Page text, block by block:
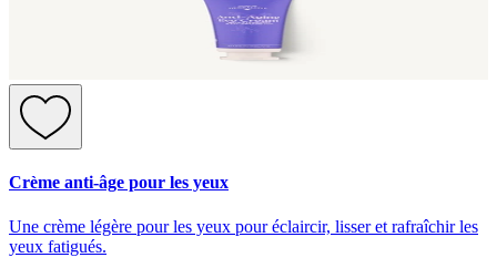
Crème anti-âge pour les yeux
Une crème légère pour les yeux pour éclaircir, lisser et rafraîchir les
yeux fatigués.